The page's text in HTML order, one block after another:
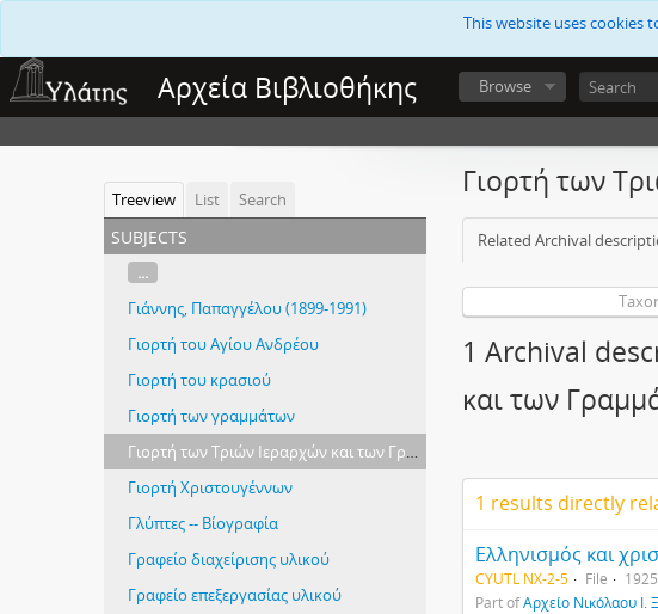
This website uses cookies
Αρχεία Βιβλιοθήκης Browse
Treeview List Search
subjects
...
Γιάννης, Παπαγγέλου (1899-1991)
Γιορτή του Αγίου Ανδρέου
Γιορτή του κρασιού
Γιορτή των γραμμάτων
Γιορτή των Τριών Ιεραρχών και των Γραμμάτων
Γιορτή Χριστουγέννων
Γλύπτες -- Βίογραφία
Γραφείο διαχείρισης υλικού
Γραφείο επεξεργασίας υλικού
Γιορτή των
Related Archival
1 Archival
και των
1 results directly
Ελληνισμός και
CYUTL NX-2-5 File
Part ofΑρχείο Νικόλαου Ι.